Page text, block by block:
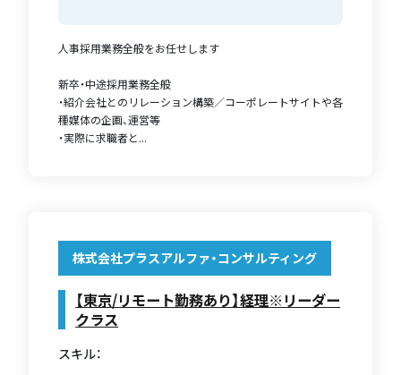
人事採用業務全般をお任せします
新卒・中途採用業務全般
・紹介会社とのリレーション構築／コーポレートサイトや各
種媒体の企画、運営等
・実際に求職者と...
株式会社プラスアルファ・コンサルティング
【東京/リモート勤務あり】経理※リーダー
クラス
スキル：